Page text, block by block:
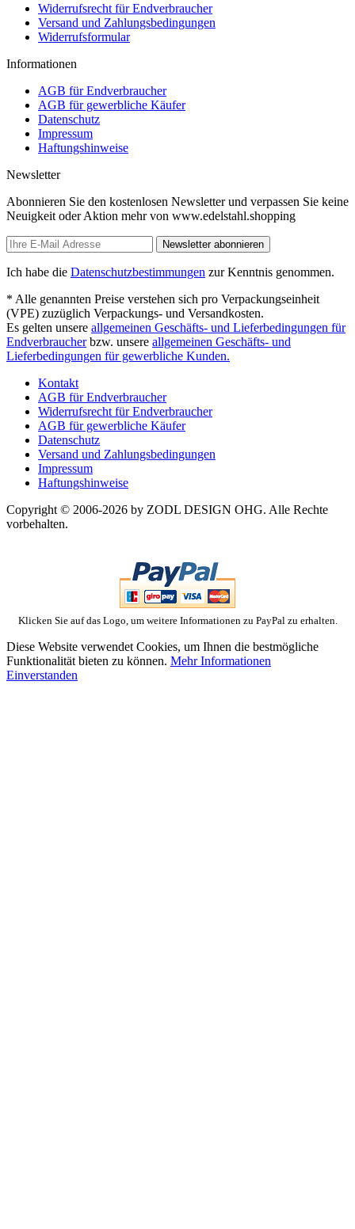
Widerrufsrecht für Endverbraucher
Versand und Zahlungsbedingungen
Widerrufsformular
Informationen
AGB für Endverbraucher
AGB für gewerbliche Käufer
Datenschutz
Impressum
Haftungshinweise
Newsletter
Abonnieren Sie den kostenlosen Newsletter und verpassen Sie keine
Neuigkeit oder Aktion mehr von www.edelstahl.shopping
Newsletter abonnieren
Ich habe die Datenschutzbestimmungen zur Kenntnis genommen.
* Alle genannten Preise verstehen sich pro Verpackungseinheit
(VPE) zuzüglich Verpackungs- und Versandkosten.
Es gelten unsere allgemeinen Geschäfts- und Lieferbedingungen für
Endverbraucherbzw. unsere allgemeinen Geschäfts- und
Lieferbedingungen für gewerbliche Kunden.
Kontakt
AGB für Endverbraucher
Widerrufsrecht für Endverbraucher
AGB für gewerbliche Käufer
Datenschutz
Versand und Zahlungsbedingungen
Impressum
Haftungshinweise
Copyright © 2006-2026 by ZODL DESIGN OHG. Alle Rechte
vorbehalten.
Klicken Sie auf das Logo, um weitere Informationen zu PayPal zu erhalten.
Diese Website verwendet Cookies, um Ihnen die bestmögliche
Funktionalität bieten zu können. Mehr Informationen
Einverstanden